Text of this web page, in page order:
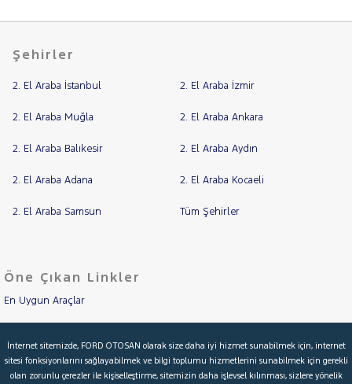
Şehirler
2. El Araba İstanbul 2. El Araba İzmir
2. El Araba Muğla 2. El Araba Ankara
2. El Araba Balıkesir 2. El Araba Aydın
2. El Araba Adana 2. El Araba Kocaeli
2. El Araba Samsun Tüm Şehirler
Öne Çıkan Linkler
En Uygun Araçlar
İkinci El Garanti
İnternet sitemizde, FORD OTOSAN olarak size daha iyi hizmet sunabilmek için, internet
sitesi fonksiyonlarını sağlayabilmek ve bilgi toplumu hizmetlerini sunabilmek için gerekli
olan zorunlu çerezler ile kişiselleştirme, sitemizin daha işlevsel kılınması, sizlere yönelik